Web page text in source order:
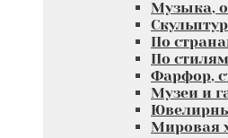
Музыка,
По
По стилям
Фарфор,
Музеи и
Мировая